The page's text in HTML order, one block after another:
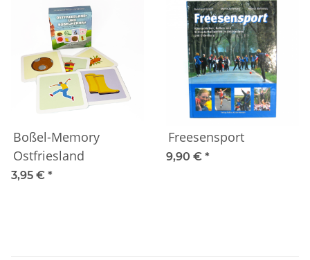
Boßel-Memory
Ostfriesland
3,95 € *
Freesensport
9,90 € *